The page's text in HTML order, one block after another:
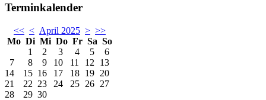
Terminkalender
<< < April 2025 > >>
Mo Di Mi Do Fr Sa So
1
2 3 4 5
6
7
8 9 10 11 12
13
14
15 16 17 18 19 20
21
22 23 24 25 26 27
28
29 30